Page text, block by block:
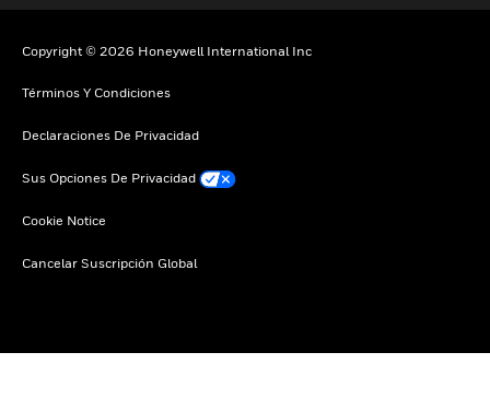
Copyright © 2026 Honeywell International Inc
Términos Y Condiciones
Declaraciones De Privacidad
Sus Opciones De Privacidad
Cookie Notice
Cancelar Suscripción Global